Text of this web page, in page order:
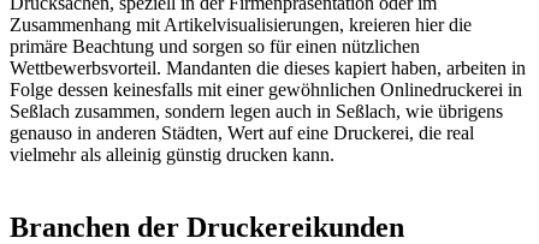
Zusammenhang mit Artikelvisualisierungen, kreieren hier die
primäre Beachtung und sorgen so für einen nützlichen
Wettbewerbsvorteil. Mandanten die dieses kapiert haben, arbeiten in
Folge dessen keinesfalls mit einer gewöhnlichen Onlinedruckerei in
Seßlach zusammen, sondern legen auch in Seßlach, wie übrigens
genauso in anderen Städten, Wert auf eine Druckerei, die real
vielmehr als alleinig günstig drucken kann.
Branchen der Druckereikunden